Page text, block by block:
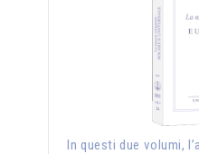
In questi due volumi,